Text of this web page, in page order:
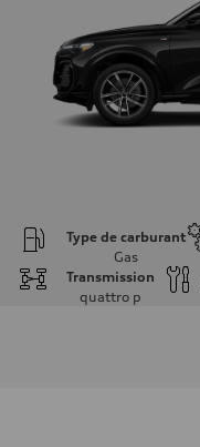
Type de carburant
Gas
Transmission
quattro p